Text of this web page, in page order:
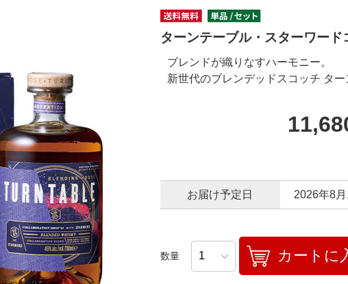
ターンテーブル・スターワード
ブレンドが織りなすハーモニー。
新世代のブレンデッドスコッチ タ
お届け予定日 2026年8
数量 カートに